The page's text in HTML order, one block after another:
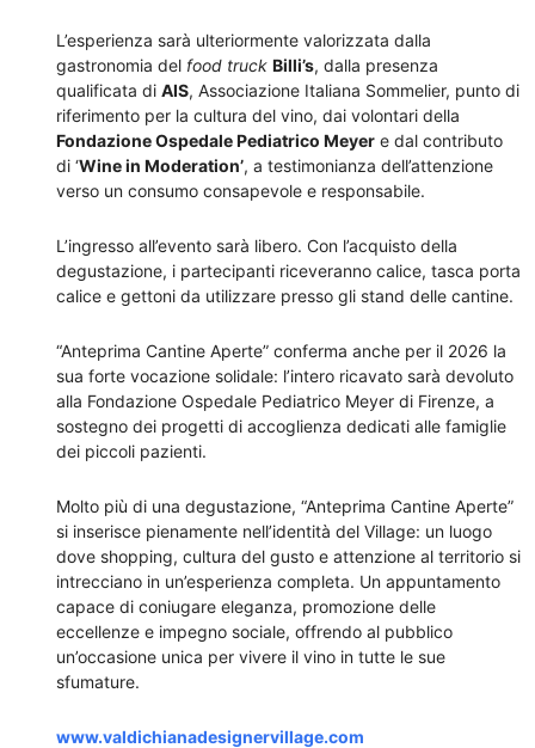
L’esperienza sarà ulteriormente valorizzata dalla
gastronomia del food truck Billi’s, dalla presenza
qualificata di AIS, Associazione Italiana Sommelier, punto di
riferimento per la cultura del vino, dai volontari della
Fondazione Ospedale Pediatrico Meyer e dal contributo
di ‘Wine in Moderation’, a testimonianza dell’attenzione
verso un consumo consapevole e responsabile.
L’ingresso all’evento sarà libero. Con l’acquisto della
degustazione, i partecipanti riceveranno calice, tasca porta
calice e gettoni da utilizzare presso gli stand delle cantine.
“Anteprima Cantine Aperte” conferma anche per il 2026 la
sua forte vocazione solidale: l’intero ricavato sarà devoluto
alla Fondazione Ospedale Pediatrico Meyer di Firenze, a
sostegno dei progetti di accoglienza dedicati alle famiglie
dei piccoli pazienti.
Molto più di una degustazione, “Anteprima Cantine Aperte”
si inserisce pienamente nell’identità del Village: un luogo
dove shopping, cultura del gusto e attenzione al territorio si
intrecciano in un’esperienza completa. Un appuntamento
capace di coniugare eleganza, promozione delle
eccellenze e impegno sociale, offrendo al pubblico
un’occasione unica per vivere il vino in tutte le sue
sfumature.
www.valdichianadesignervillage.com